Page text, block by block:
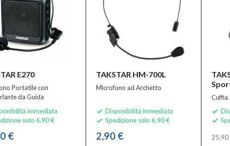
E270
Portatile con
da Guida
immediata
solo 6,90 €
€
TAKSTAR HM-700L
Microfono ad Archetto
 Disponibilità immediata
 Spedizione solo 6,90 €
2,90 €
Cuffia


25,90